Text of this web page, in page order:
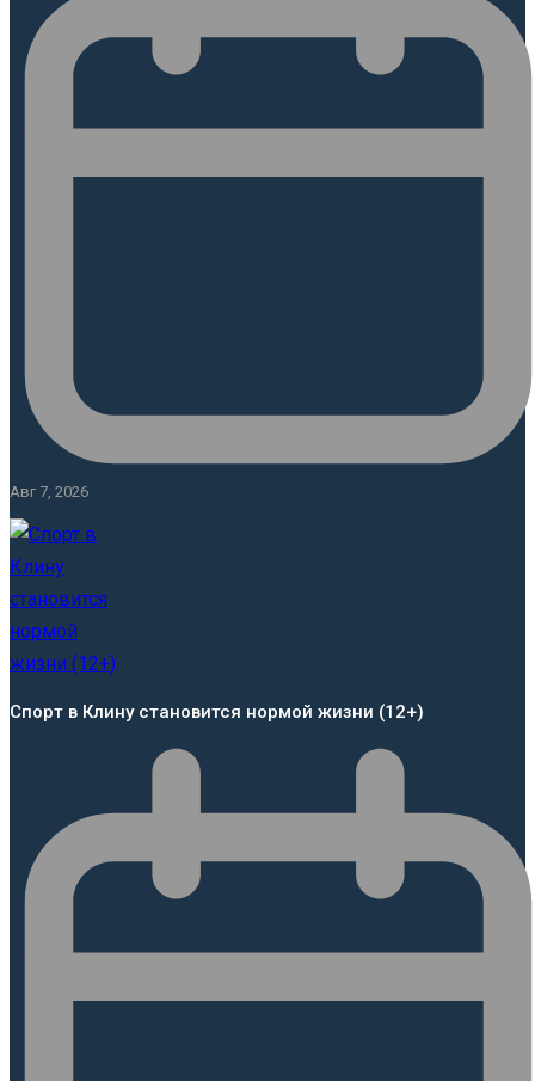
Авг 7, 2026
Спорт в Клину становится нормой жизни (12+)